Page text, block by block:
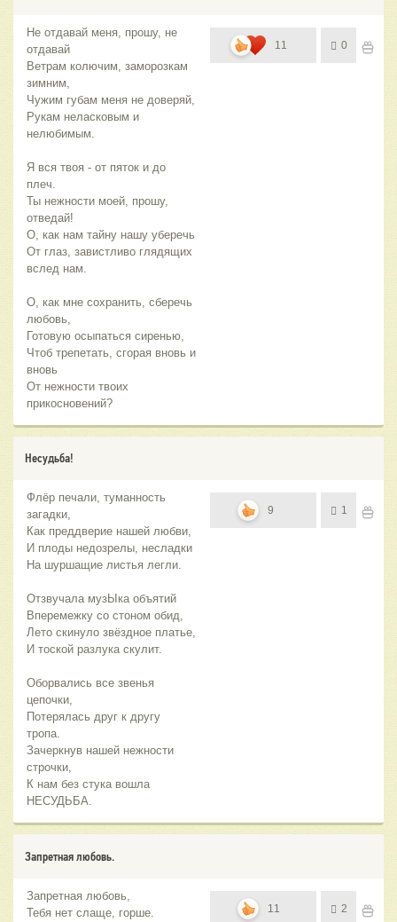
Не отдавай меня, прошу, не
отдавай
Ветрам колючим, заморозкам
зимним,
Чужим губам меня не доверяй,
Рукам неласковым и
нелюбимым.
Я вся твоя - от пяток и до
плеч.
Ты нежности моей, прошу,
отведай!
О, как нам тайну нашу уберечь
От глаз, завистливо глядящих
вслед нам.
О, как мне сохранить, сберечь
любовь,
Готовую осыпаться сиренью,
Чтоб трепетать, сгорая вновь и
вновь
От нежности твоих
прикосновений?
11 0
Несудьба!
Флёр печали, туманность
загадки,
Как преддверие нашей любви,
И плоды недозрелы, несладки
На шуршащие листья легли.
Отзвучала музЫка объятий
Вперемежку со стоном обид,
Лето скинуло звёздное платье,
И тоской разлука скулит.
Оборвались все звенья
цепочки,
Потерялась друг к другу
тропа.
Зачеркнув нашей нежности
строчки,
К нам без стука вошла
НЕСУДЬБА.
9 1
Запретная любовь.
Запретная любовь,
Тебя нет слаще, горше.
11 2